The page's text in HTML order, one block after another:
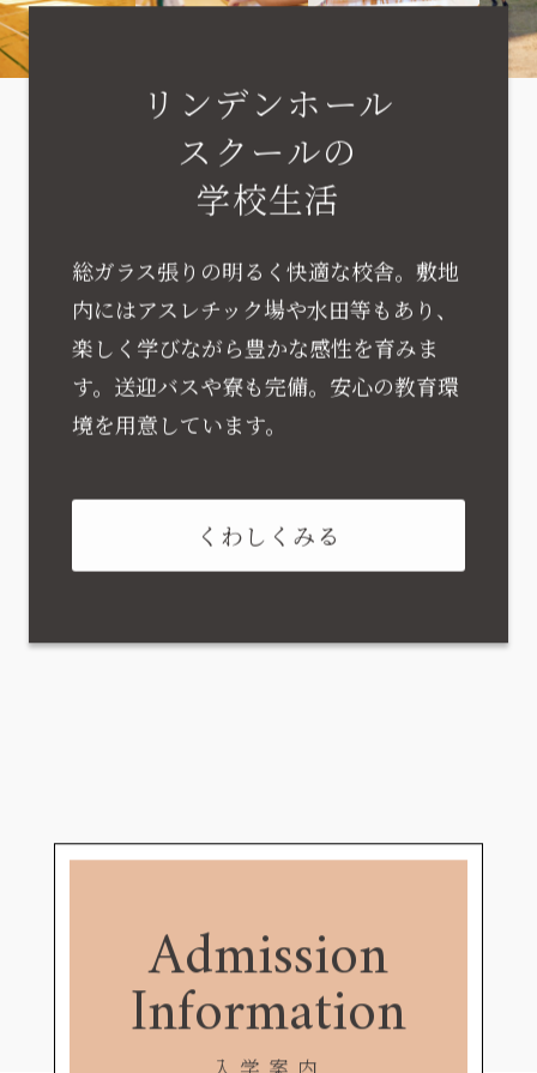
リンデンホール
スクールの
学校生活
総ガラス張りの明るく快適な校舎。敷地
内にはアスレチック場や水田等もあり、
楽しく学びながら豊かな感性を育みま
す。送迎バスや寮も完備。安心の教育環
境を用意しています。
くわしくみる
Admission
Information
入学案内